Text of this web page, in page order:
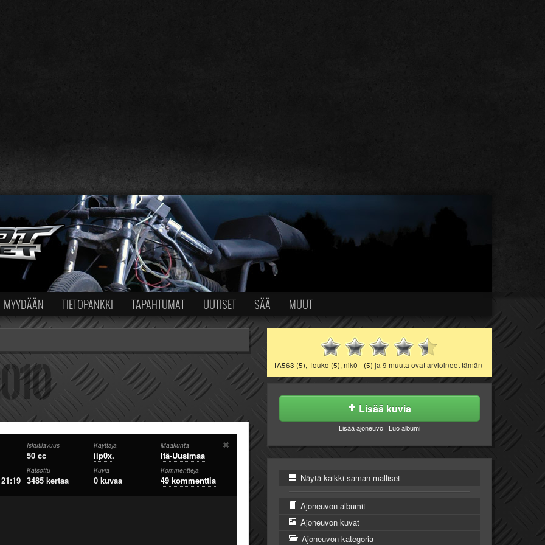
MYYDÄÄN TIETOPANKKI TAPAHTUMAT UUTISET SÄÄ MUUT
Iskutilavuus
50 cc
Käyttäjä
iip0x.
Maakunta
Itä-Uusimaa
Katsottu
3485 kertaa
Kuvia
0 kuvaa
Kommentteja
49 kommenttia
TA563 (5), Touko (5), nik0_ (5) ja 9 muuta ovat arvioineet tämän
Lisää kuvia
Lisää ajoneuvo | Luo albumi
Näytä kaikki saman malliset
Ajoneuvon albumit
Ajoneuvon kuvat
Ajoneuvon kategoria